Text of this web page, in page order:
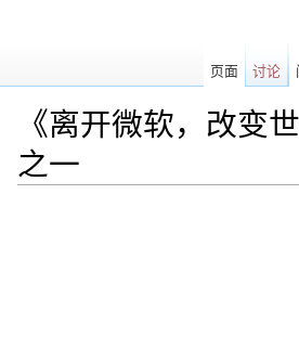
《离开微软，改变
之一
页面 讨论